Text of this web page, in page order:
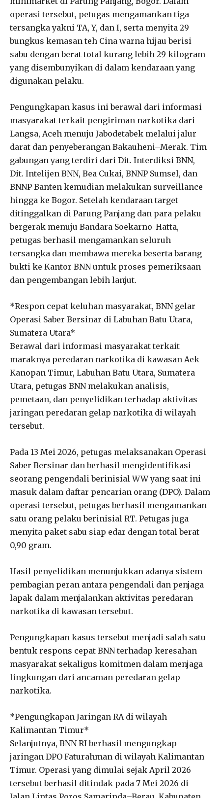
operasi tersebut, petugas mengamankan tiga
tersangka yakni TA, Y, dan I, serta menyita 29
bungkus kemasan teh Cina warna hijau berisi
sabu dengan berat total kurang lebih 29 kilogram
yang disembunyikan di dalam kendaraan yang
digunakan pelaku.
Pengungkapan kasus ini berawal dari informasi
masyarakat terkait pengiriman narkotika dari
Langsa, Aceh menuju Jabodetabek melalui jalur
darat dan penyeberangan Bakauheni–Merak. Tim
gabungan yang terdiri dari Dit. Interdiksi BNN,
Dit. Intelijen BNN, Bea Cukai, BNNP Sumsel, dan
BNNP Banten kemudian melakukan surveillance
hingga ke Bogor. Setelah kendaraan target
ditinggalkan di Parung Panjang dan para pelaku
bergerak menuju Bandara Soekarno-Hatta,
petugas berhasil mengamankan seluruh
tersangka dan membawa mereka beserta barang
bukti ke Kantor BNN untuk proses pemeriksaan
dan pengembangan lebih lanjut.
*Respon cepat keluhan masyarakat, BNN gelar
Operasi Saber Bersinar di Labuhan Batu Utara,
Sumatera Utara*
Berawal dari informasi masyarakat terkait
maraknya peredaran narkotika di kawasan Aek
Kanopan Timur, Labuhan Batu Utara, Sumatera
Utara, petugas BNN melakukan analisis,
pemetaan, dan penyelidikan terhadap aktivitas
jaringan peredaran gelap narkotika di wilayah
tersebut.
Pada 13 Mei 2026, petugas melaksanakan Operasi
Saber Bersinar dan berhasil mengidentifikasi
seorang pengendali berinisial WW yang saat ini
masuk dalam daftar pencarian orang (DPO). Dalam
operasi tersebut, petugas berhasil mengamankan
satu orang pelaku berinisial RT. Petugas juga
menyita paket sabu siap edar dengan total berat
0,90 gram.
Hasil penyelidikan menunjukkan adanya sistem
pembagian peran antara pengendali dan penjaga
lapak dalam menjalankan aktivitas peredaran
narkotika di kawasan tersebut.
Pengungkapan kasus tersebut menjadi salah satu
bentuk respons cepat BNN terhadap keresahan
masyarakat sekaligus komitmen dalam menjaga
lingkungan dari ancaman peredaran gelap
narkotika.
*Pengungkapan Jaringan RA di wilayah
Kalimantan Timur*
Selanjutnya, BNN RI berhasil mengungkap
jaringan DPO Faturahman di wilayah Kalimantan
Timur. Operasi yang dimulai sejak April 2026
tersebut berhasil ditindak pada 7 Mei 2026 di